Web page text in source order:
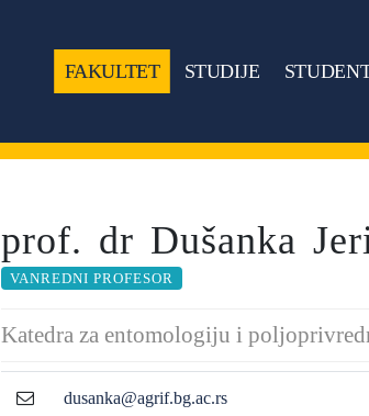
FAKULTET STUDIJE
prof. dr Dušanka
VANREDNI PROFESOR
Katedra za entomologiju i
dusanka@agrif.bg.ac.rs